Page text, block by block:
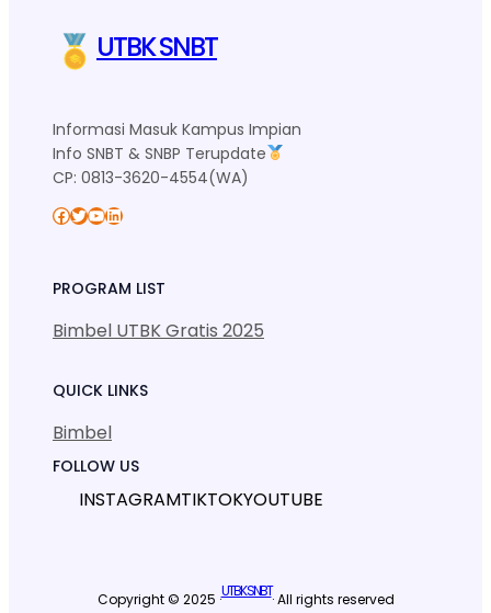
UTBK SNBT
Informasi Masuk Kampus Impian
Info SNBT & SNBP Terupdate
CP: 0813-3620-4554(WA)
Facebook Twitter YouTube LinkedIn
PROGRAM LIST
Bimbel UTBK Gratis 2025
QUICK LINKS
Bimbel
FOLLOW US
INSTAGRAMTIKTOKYOUTUBE
Copyright © 2025 ·UTBK SNBT· All rights reserved